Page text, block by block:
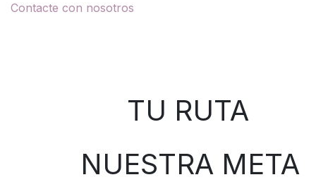
Contacte con nosotros
TU RUTA
NUESTRA META